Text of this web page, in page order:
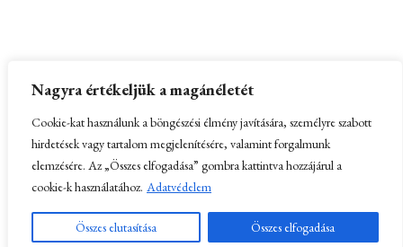
Nagyra értékeljük a magánéletét
Cookie-kat használunk a böngészési élmény javítására, személyre szabott
hirdetések vagy tartalom megjelenítésére, valamint forgalmunk
elemzésére. Az „Összes elfogadása” gombra kattintva hozzájárul a
cookie-k használatához. Adatvédelem
Összes elutasítása Összes elfogadása
Partnerek:Kissomlyó és a Kis-Somlyó hegy
© Erdélyi Károly 2025
Adatkezelési tájékoztató